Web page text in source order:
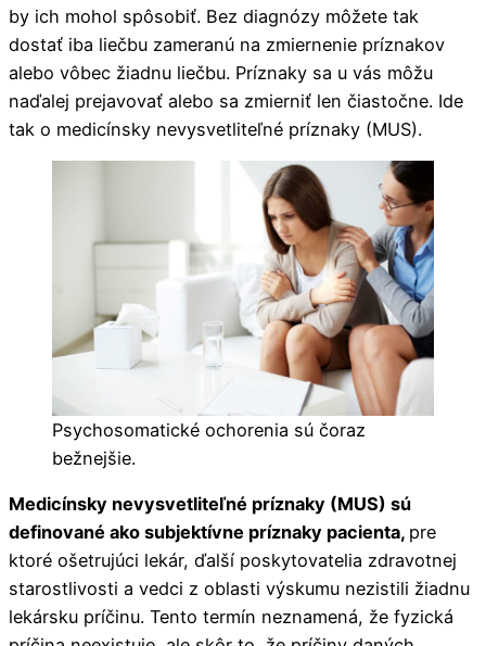
by ich mohol spôsobiť. Bez diagnózy môžete tak
dostať iba liečbu zameranú na zmiernenie príznakov
alebo vôbec žiadnu liečbu. Príznaky sa u vás môžu
naďalej prejavovať alebo sa zmierniť len čiastočne. Ide
tak o medicínsky nevysvetliteľné príznaky (MUS).
Psychosomatické ochorenia sú čoraz
bežnejšie.
Medicínsky nevysvetliteľné príznaky (MUS) sú
definované ako subjektívne príznaky pacienta, pre
ktoré ošetrujúci lekár, ďalší poskytovatelia zdravotnej
starostlivosti a vedci z oblasti výskumu nezistili žiadnu
lekársku príčinu. Tento termín neznamená, že fyzická